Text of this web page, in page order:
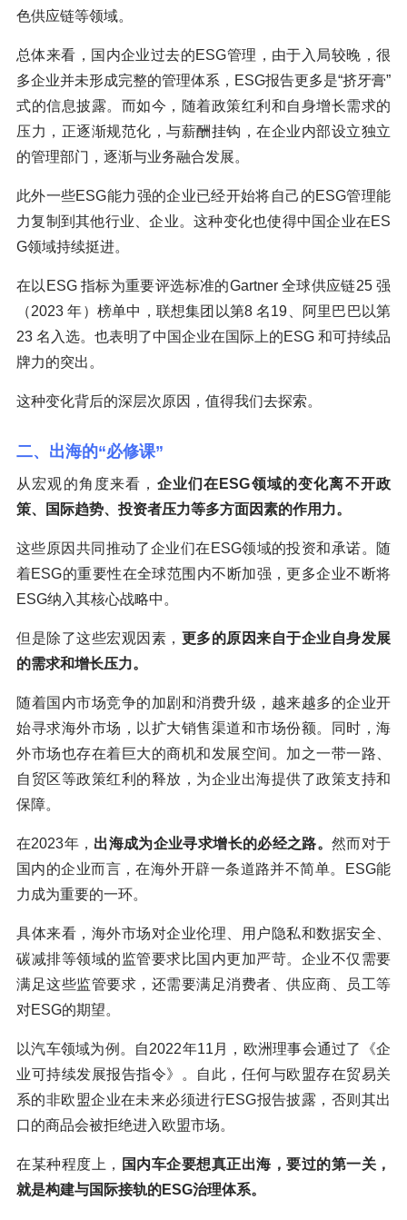
色供应链等领域。
总体来看，国内企业过去的ESG管理，由于入局较晚，很
多企业并未形成完整的管理体系，ESG报告更多是“挤牙膏”
式的信息披露。而如今，随着政策红利和自身增长需求的
压力，正逐渐规范化，与薪酬挂钩，在企业内部设立独立
的管理部门，逐渐与业务融合发展。
此外一些ESG能力强的企业已经开始将自己的ESG管理能
力复制到其他行业、企业。这种变化也使得中国企业在ES
G领域持续挺进。
在以ESG 指标为重要评选标准的Gartner 全球供应链25 强
（2023 年）榜单中，联想集团以第8 名19、阿里巴巴以第
23 名入选。也表明了中国企业在国际上的ESG 和可持续品
牌力的突出。
这种变化背后的深层次原因，值得我们去探索。
二、出海的“必修课”
从宏观的角度来看， 企业们在ESG领域的变化离不开政
策、国际趋势、投资者压力等多方面因素的作用力。
这些原因共同推动了企业们在ESG领域的投资和承诺。随
着ESG的重要性在全球范围内不断加强，更多企业不断将
ESG纳入其核心战略中。
但是除了这些宏观因素， 更多的原因来自于企业自身发展
的需求和增长压力。
随着国内市场竞争的加剧和消费升级，越来越多的企业开
始寻求海外市场，以扩大销售渠道和市场份额。同时，海
外市场也存在着巨大的商机和发展空间。加之一带一路、
自贸区等政策红利的释放，为企业出海提供了政策支持和
保障。
在2023年， 出海成为企业寻求增长的必经之路。 然而对于
国内的企业而言，在海外开辟一条道路并不简单。ESG能
力成为重要的一环。
具体来看，海外市场对企业伦理、用户隐私和数据安全、
碳减排等领域的监管要求比国内更加严苛。企业不仅需要
满足这些监管要求，还需要满足消费者、供应商、员工等
对ESG的期望。
以汽车领域为例。自2022年11月，欧洲理事会通过了《企
业可持续发展报告指令》。自此，任何与欧盟存在贸易关
系的非欧盟企业在未来必须进行ESG报告披露，否则其出
口的商品会被拒绝进入欧盟市场。
在某种程度上，
国内车企要想真正出海，要过的第一关，
就是构建与国际接轨的ESG治理体系。